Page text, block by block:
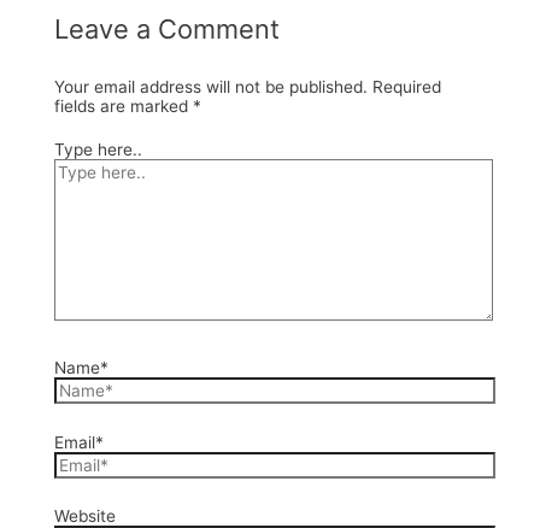
Leave a Comment
Your email address will not be published. Required
fields are marked *
Type here..
Name*
Email*
Website